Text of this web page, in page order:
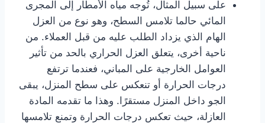
على سبيل المثال، تُوجه مياه الأمطار إلى المجرى
المائي حالما تلامس السطح، وهو نوع من العزل
الهام الذي يزداد الطلب عليه من قبل العملاء. من
ناحية أخرى، يتعلق العزل الحراري بالحد من تأثير
العوامل الخارجية على المباني، فعندما ترتفع
درجات الحرارة أو تنعكس على سطح المنزل، يبقى
الجو داخل المنزل مستقرًا. وهذا ما تقدمه المادة
العازلة، حيث تعكس درجات الحرارة وتمنع تلامسها